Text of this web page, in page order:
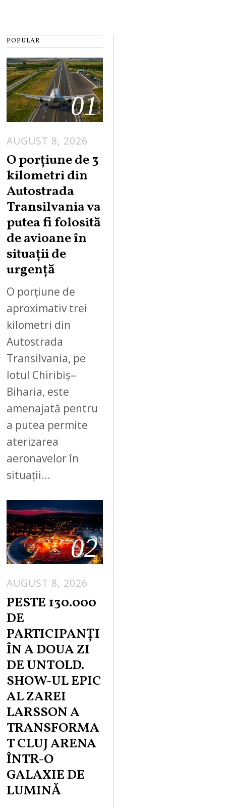
POPULAR
01
AUGUST 8, 2026
U
G
T
8
O porțiune de 3
kilometri din
Autostrada
Transilvania va
putea fi folosită
de avioane în
situații de
urgență
O porțiune de
aproximativ trei
kilometri din
Autostrada
Transilvania, pe
lotul Chiribiș–
Biharia, este
amenajată pentru
a putea permite
aterizarea
aeronavelor în
situații…
02
AUGUST 8, 2026
PESTE 130.000
DE
PARTICIPANȚI
ÎN A DOUA ZI
DE UNTOLD.
SHOW-UL EPIC
AL ZAREI
LARSSON A
TRANSFORMA
T CLUJ ARENA
ÎNTR-O
GALAXIE DE
LUMINĂ